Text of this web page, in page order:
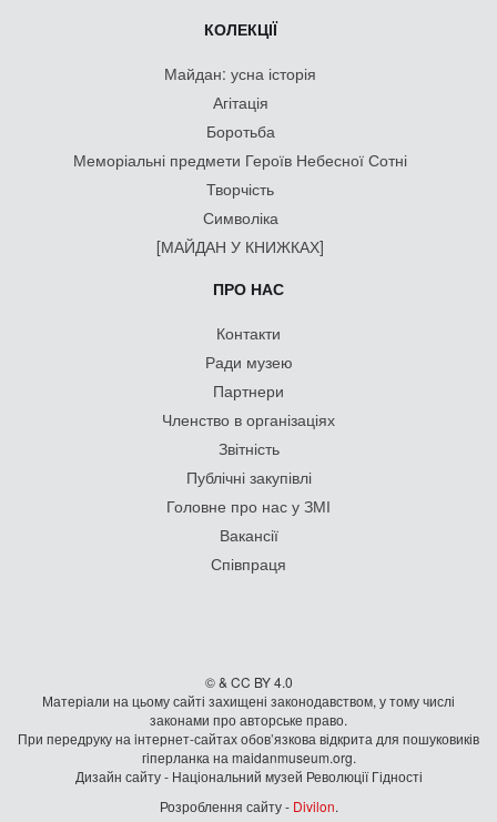
КОЛЕКЦІЇ
Майдан: усна історія
Агітація
Боротьба
Меморіальні предмети Героїв Небесної Сотні
Творчість
Символіка
[МАЙДАН У КНИЖКАХ]
ПРО НАС
Контакти
Ради музею
Партнери
Членство в організаціях
Звітність
Публічні закупівлі
Головне про нас у ЗМІ
Вакансії
Співпраця
© & CC BY 4.0
Матеріали на цьому сайті захищені законодавством, у тому числі
законами про авторське право.
При передруку на iнтернет-сайтах обов’язкова відкрита для пошуковиків
гiперланка на maidanmuseum.org.
Дизайн сайту - Національний музей Революції Гідності
Розроблення сайту - Divilon.